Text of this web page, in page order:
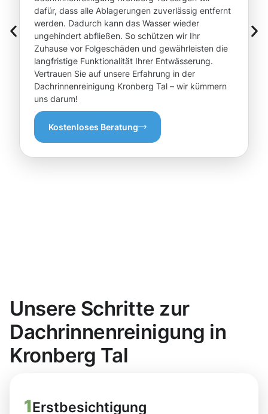
dafür, dass alle Ablagerungen zuverlässig entfernt
werden. Dadurch kann das Wasser wieder
ungehindert abfließen. So schützen wir Ihr
Zuhause vor Folgeschäden und gewährleisten die
langfristige Funktionalität Ihrer Entwässerung.
Vertrauen Sie auf unsere Erfahrung in der
Dachrinnenreinigung Kronberg Tal – wir kümmern
uns darum!
Kostenloses Beratung
Unsere Schritte zur
Dachrinnenreinigung in
Kronberg Tal
1Erstbesichtigung